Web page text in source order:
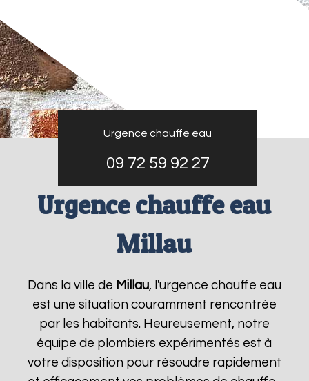
Urgence chauffe eau
09 72 59 92 27
Urgence chauffe eau
Millau
Dans la ville de Millau, l'urgence chauffe eau
est une situation couramment rencontrée
par les habitants. Heureusement, notre
équipe de plombiers expérimentés est à
votre disposition pour résoudre rapidement